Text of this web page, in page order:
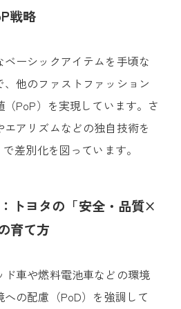
戦略
ーシックアイテムを手頃な
他のファストファッション
PoP）を実現しています。 さ
アリズムなどの独自技術を
差別化を図っています。
トヨタの「安全・品質×
育て方
ド車や燃料電池車などの環境
の配慮（PoD）を強調して